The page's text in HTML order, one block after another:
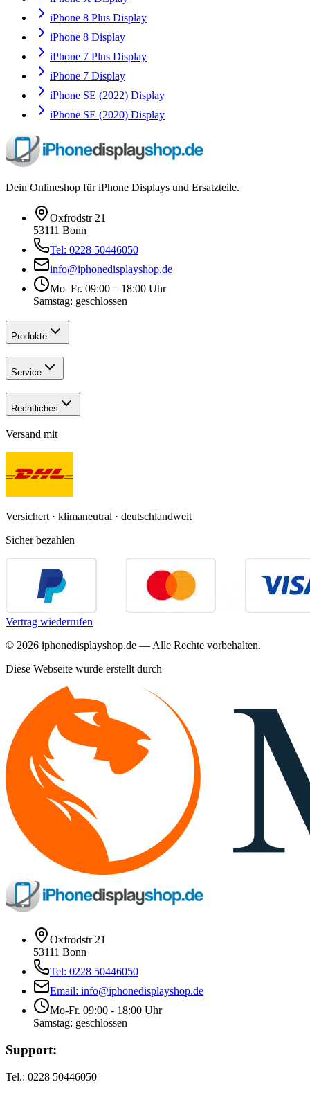
iPhone 8 Plus Display
iPhone 8 Display
iPhone 7 Plus Display
iPhone 7 Display
iPhone SE (2022) Display
iPhone SE (2020) Display
Dein Onlineshop für iPhone Displays und Ersatzteile.
Oxfrodstr 21
53111 Bonn
Tel: 0228 50446050
info@iphonedisplayshop.de
Mo–Fr. 09:00 – 18:00 Uhr
Samstag: geschlossen
Produkte
Service
Rechtliches
Versand mit
Versichert · klimaneutral · deutschlandweit
Sicher bezahlen
Vertrag wiederrufen
© 2026 iphonedisplayshop.de — Alle Rechte vorbehalten.
Diese Webseite wurde erstellt durch
Oxfrodstr 21
53111 Bonn
Tel: 0228 50446050
Email: info@iphonedisplayshop.de
Mo-Fr. 09:00 - 18:00 Uhr
Samstag: geschlossen
Support:
Tel.: 0228 50446050